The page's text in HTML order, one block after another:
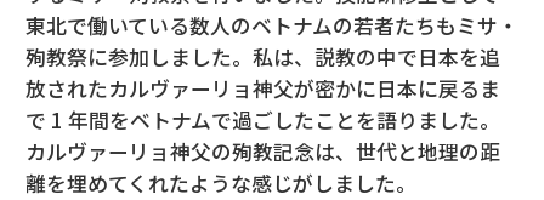
東北で働いている数人のベトナムの若者たちもミサ・
殉教祭に参加しました。私は、説教の中で日本を追
放されたカルヴァーリョ神父が密かに日本に戻るま
で 1 年間をベトナムで過ごしたことを語りました。
カルヴァーリョ神父の殉教記念は、世代と地理の距
離を埋めてくれたような感じがしました。